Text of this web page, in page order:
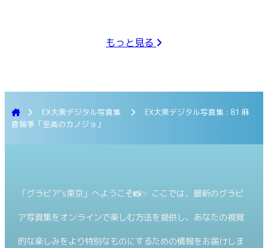
もっと見る
EX大衆デジタル写真集
EX大衆デジタル写真集 : 81 麻
倉瑞季「至高のカノジョ」
「グラビア’s東京」へようこそ📸✨ ここでは、最新のグラビ
ア写真集をオンラインで楽しむ方法を提供し、あなたの視覚
的な楽しみをより特別なものにするための情報をお届けしま